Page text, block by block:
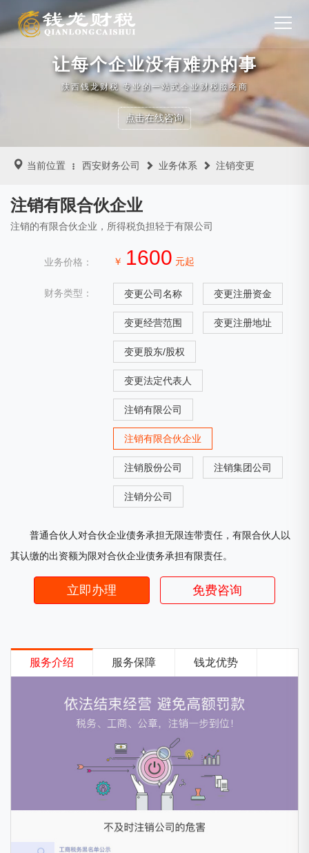
让每个企业没有难办的事
陕西钱龙财税 专业的一站式企业财税服务商
点击在线咨询
当前位置 西安财务公司 业务体系 注销变更
注销有限合伙企业
注销的有限合伙企业，所得税负担轻于有限公司
业务价格： ￥ 1600 元起
财务类型： 变更公司名称 变更注册资金
变更经营范围 变更注册地址
变更股东/股权
变更法定代表人
注销有限公司
注销有限合伙企业
注销股份公司 注销集团公司
注销分公司
普通合伙人对合伙企业债务承担无限连带责任，有限合伙人以
其认缴的出资额为限对合伙企业债务承担有限责任。
立即办理 免费咨询
服务介绍 服务保障 钱龙优势